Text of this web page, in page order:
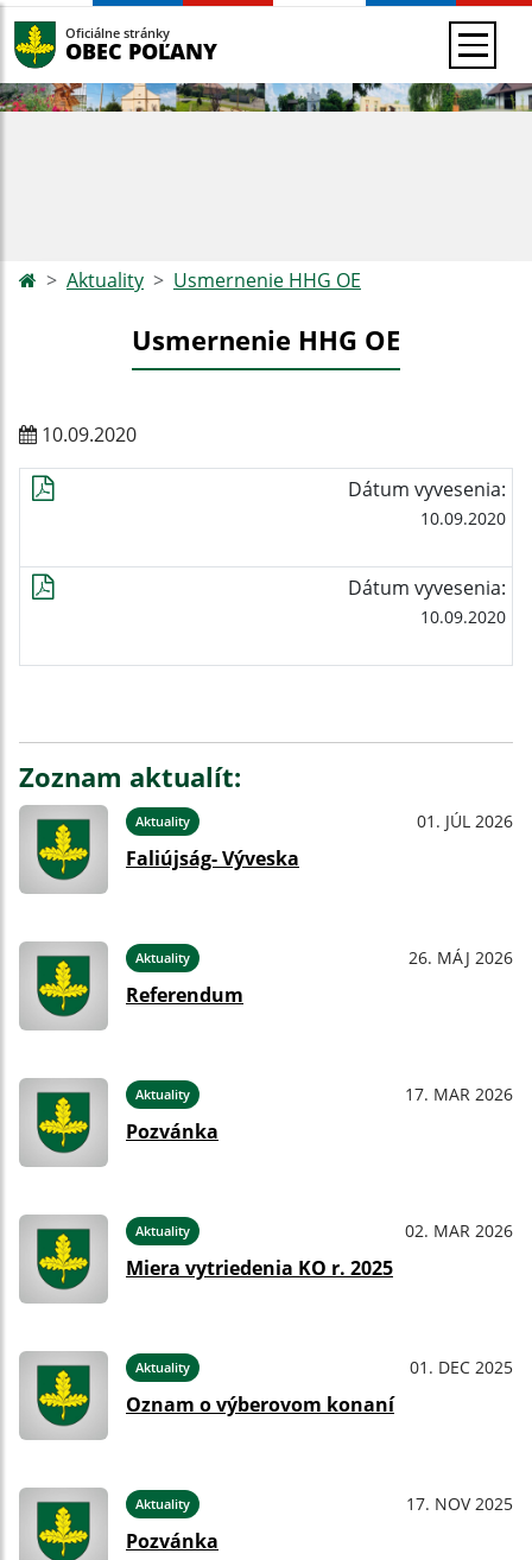
Oficiálne stránky
OBEC POĽANY
Aktuality Usmernenie HHG OE
Usmernenie HHG OE
10.09.2020
Dátum vyvesenia:
10.09.2020
Dátum vyvesenia:
10.09.2020
Zoznam aktualít:
Aktuality 01. JÚL 2026
Faliújság- Výveska
Aktuality 26. MÁJ 2026
Referendum
Aktuality 17. MAR 2026
Pozvánka
Aktuality 02. MAR 2026
Miera vytriedenia KO r. 2025
Aktuality 01. DEC 2025
Oznam o výberovom konaní
Aktuality 17. NOV 2025
Pozvánka